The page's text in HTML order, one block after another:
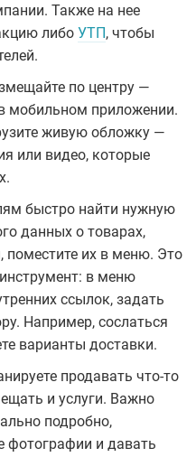
Также на нее
либо УТП, чтобы
по центру —
мобильном приложении.
живую обложку —
или видео, которые
быстро найти нужную
данных о товарах,
поместите их в меню. Это
в меню
ссылок, задать
Например, сослаться
варианты доставки.
продавать что-то
и услуги. Важно
подробно,
фотографии и давать